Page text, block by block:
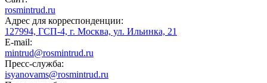
rosmintrud.ru
Адрес для корреспонденции:
127994, ГСП-4, г. Москва, ул. Ильинка, 21
E-mail:
mintrud@rosmintrud.ru
Пресс-служба:
isyanovams@rosmintrud.ru